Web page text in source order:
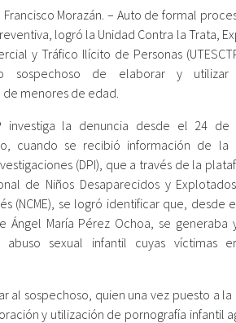
Morazán. – Auto de formal
logró la Unidad Contra la Trata,
y Tráfico Ilícito de Personas
sospechoso de elaborar y utilizar
menores de edad.
investiga la denuncia desde el 24
cuando se recibió información de la
(DPI), que a través de la
de Niños Desaparecidos y
(NCME), se logró identificar que, desde
Ángel María Pérez Ochoa, se generaba
sexual infantil cuyas víctimas
al sospechoso, quien una vez puesto a
y utilización de pornografía infantil